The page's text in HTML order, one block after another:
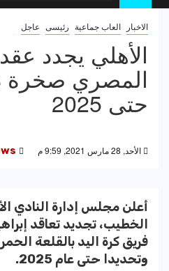
الاخبار العاب جماعية رئيسى عاجل
الأهلي يجدد
المصري صخرة
حتى 2025
الأحد, 28 مارس 2021, 9:59 م
أعلن مجلس إدارة النادي
الخطيب، تجديد تعاقد
وتحديدا حتى عام 2025.